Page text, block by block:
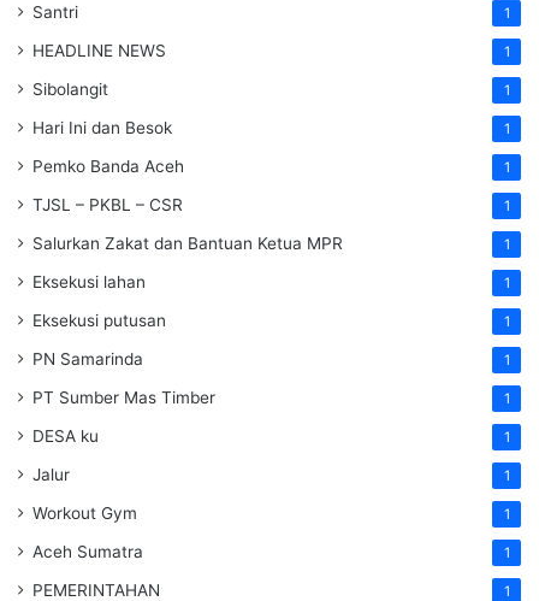
Santri 1
HEADLINE NEWS 1
Sibolangit 1
Hari Ini dan Besok 1
Pemko Banda Aceh 1
TJSL – PKBL – CSR 1
Salurkan Zakat dan Bantuan Ketua MPR 1
Eksekusi lahan 1
Eksekusi putusan 1
PN Samarinda 1
PT Sumber Mas Timber 1
DESA ku 1
Jalur 1
Workout Gym 1
Aceh Sumatra 1
PEMERINTAHAN 1